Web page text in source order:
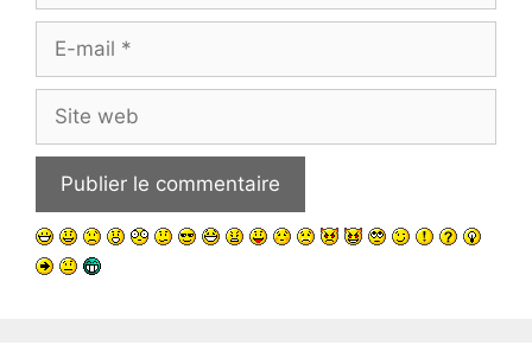
mail
web